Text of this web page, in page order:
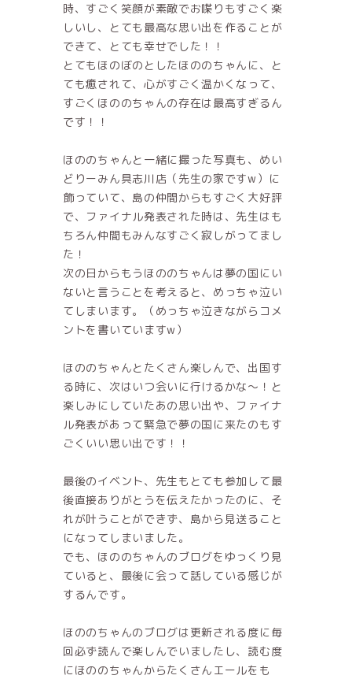
時、すごく笑顔が素敵でお喋りもすごく楽
しいし、とても最高な思い出を作ることが
できて、とても幸せでした！！
とてもほのぼのとしたほののちゃんに、と
ても癒されて、心がすごく温かくなって、
すごくほののちゃんの存在は最高すぎるん
です！！
ほののちゃんと一緒に撮った写真も、めい
どりーみん具志川店（先生の家ですw）に
飾っていて、島の仲間からもすごく大好評
で、ファイナル発表された時は、先生はも
ちろん仲間もみんなすごく寂しがってまし
た！
次の日からもうほののちゃんは夢の国にい
ないと言うことを考えると、めっちゃ泣い
てしまいます。（めっちゃ泣きながらコメ
ントを書いていますw）
ほののちゃんとたくさん楽しんで、出国す
る時に、次はいつ会いに行けるかな〜！と
楽しみにしていたあの思い出や、ファイナ
ル発表があって緊急で夢の国に来たのもす
ごくいい思い出です！！
最後のイベント、先生もとても参加して最
後直接ありがとうを伝えたかったのに、そ
れが叶うことができず、島から見送ること
になってしまいました。
でも、ほののちゃんのブログをゆっくり見
ていると、最後に会って話している感じが
するんです。
ほののちゃんのブログは更新される度に毎
回必ず読んで楽しんでいましたし、読む度
にほののちゃんからたくさんエールをも